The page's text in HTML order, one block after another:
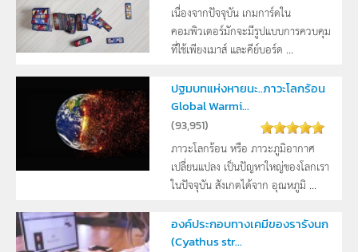
เนื่องจากปัจจุบัน เกมการ์ดใน
คอมพิวเตอร์มักจะมีรูปแบบการควบคุม
ที่ใช้เพียงเมาส์ และคีย์บอร์ด ...
ปฐมบทแห่งหายนะ..ภาวะโลกร้อน
Global Warmi...
(93,951)
ภาวะโลกร้อน หรือ ภาวะภูมิอากาศ
เปลี่ยนแปลง เป็นปัญหาใหญ่ของโลกเรา
ในปัจจุบัน สังเกตได้จาก อุณหภูมิ ...
องค์ประกอบทางเคมีของรารังนก
(Cyathus str...